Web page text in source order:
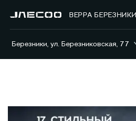
ВЕРРА БЕРЕЗНИКИ
Березники, ул. Березниковская, 77